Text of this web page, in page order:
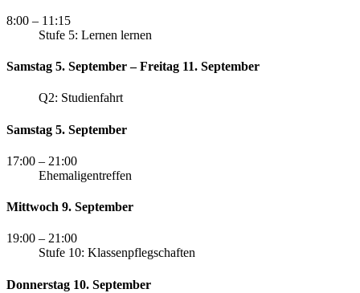
8:00 – 11:15
Stufe 5: Lernen lernen
Samstag 5. September – Freitag 11. September
Q2: Studienfahrt
Samstag 5. September
17:00 – 21:00
Ehemaligentreffen
Mittwoch 9. September
19:00 – 21:00
Stufe 10: Klassenpflegschaften
Donnerstag 10. September